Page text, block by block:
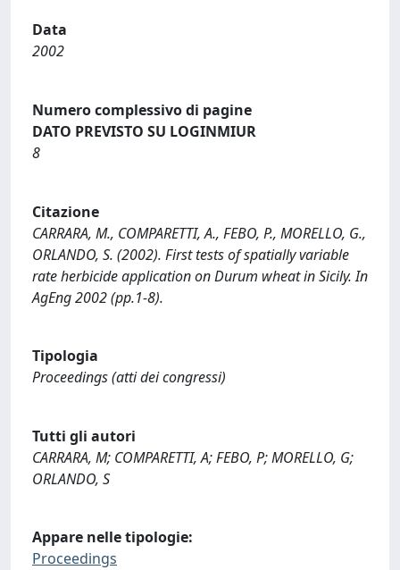
Data
2002
Numero complessivo di pagine
DATO PREVISTO SU LOGINMIUR
8
Citazione
CARRARA, M., COMPARETTI, A., FEBO, P., MORELLO, G.,
ORLANDO, S. (2002). First tests of spatially variable
rate herbicide application on Durum wheat in Sicily. In
AgEng 2002 (pp.1-8).
Tipologia
Proceedings (atti dei congressi)
Tutti gli autori
CARRARA, M; COMPARETTI, A; FEBO, P; MORELLO, G;
ORLANDO, S
Appare nelle tipologie:
Proceedings